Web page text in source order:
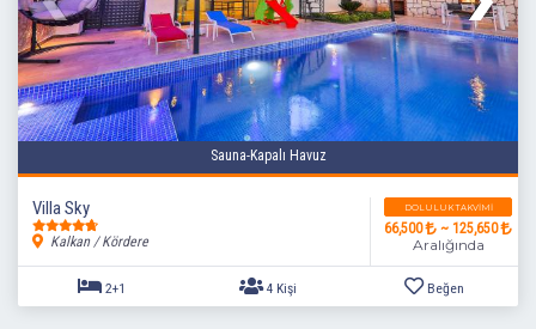
Sauna-Kapalı Havuz
Villa Sky
Kalkan / Kördere
DOLULUK TAKVIMI
66,500 ~ 125,650
Aralığında